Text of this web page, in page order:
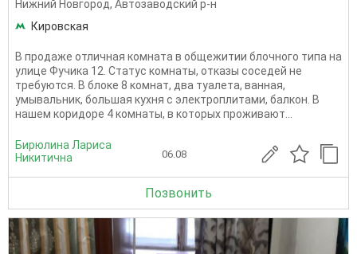
Нижний Новгород, Автозаводский р-н
Кировская
В продаже отличная комната в общежитии блочного типа на
улице Фучика 12. Статус комнаты, отказы соседей не
требуются. В блоке 8 комнат, два туалета, ванная,
умывальник, большая кухня с электроплитами, балкон. В
нашем коридоре 4 комнаты, в которых проживают...
Бирюлина Лариса
Никитична
06.08
Позвонить